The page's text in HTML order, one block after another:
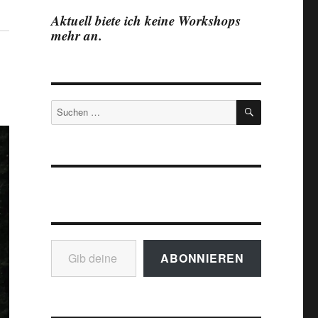
Aktuell biete ich keine Workshops
mehr an.
Suchen
nach:
SUCHEN
Gib deine E-Mail-Adresse ein ...
ABONNIEREN